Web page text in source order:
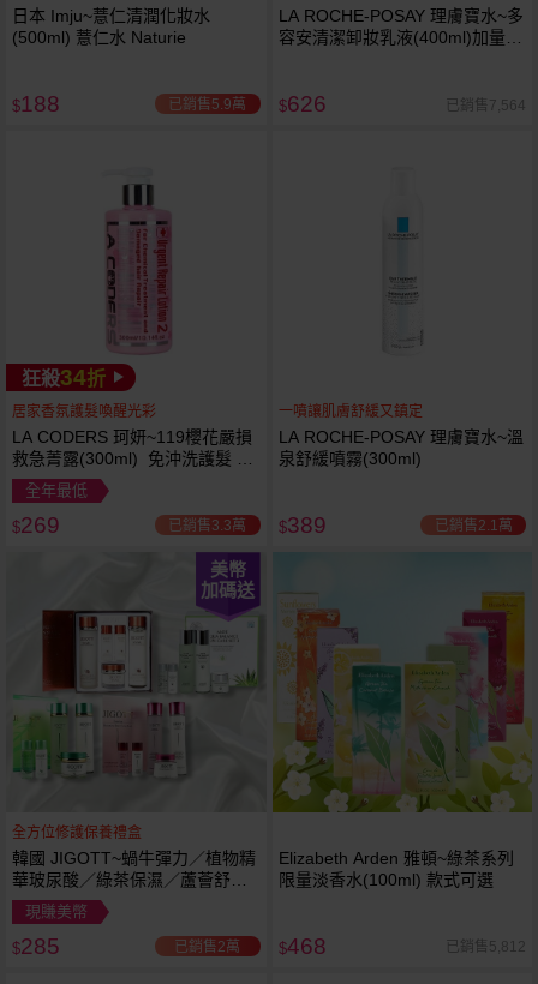
日本 Imju~薏仁清潤化妝水
(500ml) 薏仁水 Naturie
$188 已銷售5.9萬
LA ROCHE-POSAY 理膚寶水~多
容安清潔卸妝乳液(400ml)加量
$626 已銷售7,564
狂殺34折
居家香氛護髮喚醒光彩
LA CODERS 珂妍~119櫻花嚴損
救急菁露(300ml) 免沖洗護髮 蕾
舒法克
全年最低
$269 已銷售3.3萬
一噴讓肌膚舒緩又鎮定
LA ROCHE-POSAY 理膚寶水~溫
泉舒緩噴霧(300ml)
$389 已銷售2.1萬
美幣
加碼送
全方位修護保養禮盒
韓國 JIGOTT~蝸牛彈力／植物精
華玻尿酸／綠茶保濕／蘆薈舒緩
修復 禮盒(5件組) 款式可選 化妝
水+乳液+面霜
現賺美幣
$285 已銷售2萬
Elizabeth Arden 雅頓~綠茶系列
限量淡香水(100ml) 款式可選
$468 已銷售5,812